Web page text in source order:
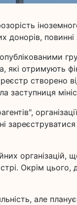
донорів,
опублікованими
які отримують
створено
заступниця
організацій,
Окрім цього,
але